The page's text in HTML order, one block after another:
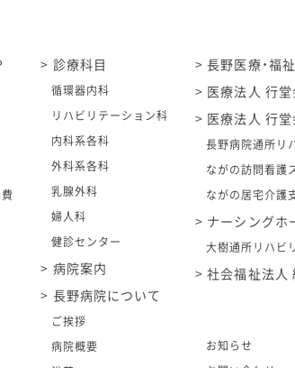
診療科目
循環器内科
リハビリテーション科
内科系各科
外科系各科
乳腺外科
婦人科
健診センター
病院案内
長野病院について
ご挨拶
病院概要
長野医療・福
医療法人 行
医療法人 行
長野病院通所リ
ながの訪問看護
ながの居宅介護
ナーシングホ
大樹通所リハビ
社会福祉法人
お知らせ